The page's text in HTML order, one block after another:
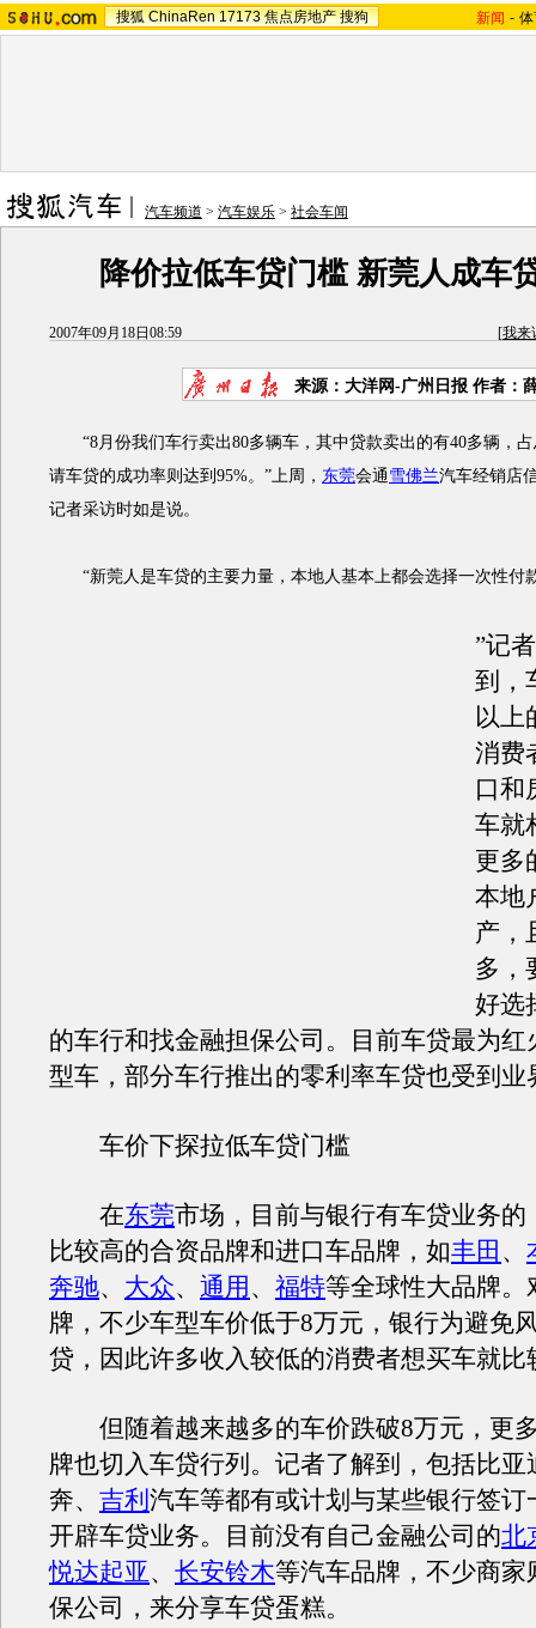
搜狐 ChinaRen 17173 焦点房地产 搜狗 新闻 -
汽车频道 > 汽车娱乐 > 社会车闻
降价拉低车贷门槛 新莞人成车
2007年09月18日08:59 [我来
来源：大洋网-广州日报 作者：
“8月份我们车行卖出80多辆车，其中贷款卖出的有40多辆，占
请车贷的成功率则达到95%。”上周， 东莞会通 雪佛兰汽车经销店
记者采访时如是说。
“新莞人是车贷的主要力量，本地人基本上都会选择一次性付
”记
到，
以上
消费
口和
车就
更多
本地
产，
多，
好选
的车行和找金融担保公司。目前车贷最为红
型车，部分车行推出的零利率车贷也受到业
车价下探拉低车贷门槛
在东莞市场，目前与银行有车贷业务的
比较高的合资品牌和进口车品牌，如丰田 、
奔驰、 大众、 通用 、 福特等全球性大品牌。
牌，不少车型车价低于8万元，银行为避免
贷，因此许多收入较低的消费者想买车就比
但随着越来越多的车价跌破8万元，更
牌也切入车贷行列。记者了解到，包括比亚
奔、 吉利 汽车等都有或计划与某些银行签订
开辟车贷业务。目前没有自己金融公司的北
悦达起亚、 长安铃木等汽车品牌，不少商家
保公司，来分享车贷蛋糕。